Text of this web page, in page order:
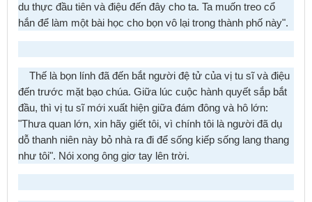
du thực đầu tiên và điệu đến đây cho ta. Ta muốn treo cổ
hắn để làm một bài học cho bọn vô lại trong thành phố này".
Thế là bọn lính đã đến bắt người đệ tử của vị tu sĩ và điệu
đến trước mặt bạo chúa. Giữa lúc cuộc hành quyết sắp bắt
đầu, thì vị tu sĩ mới xuất hiện giữa đám đông và hô lớn:
"Thưa quan lớn, xin hãy giết tôi, vì chính tôi là người đã dụ
dỗ thanh niên này bỏ nhà ra đi để sống kiếp sống lang thang
như tôi". Nói xong ông giơ tay lên trời.